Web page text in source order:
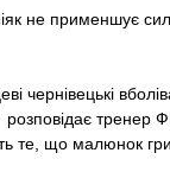
не применшує
чернівецькі
розповідає тренер
те, що малюнок